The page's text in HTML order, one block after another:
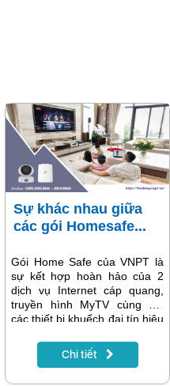
Sự khác nhau giữa
các gói Homesafe...
Gói Home Safe của VNPT là
sự kết hợp hoàn hảo của 2
dịch vụ Internet cáp quang,
truyền hình MyTV cùng với
các thiết bị khuếch đại tín hiệu
Để phù hợp với nhu cầu của
mỗi hộ gia đình, VNPT ra mắt
Chi tiết